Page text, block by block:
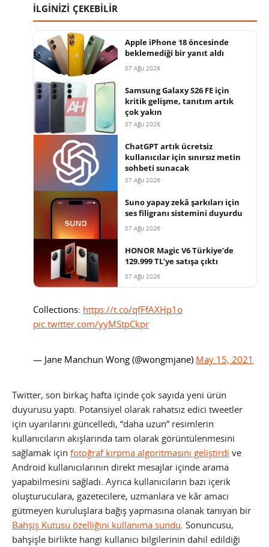
İLGİNİZİ ÇEKEBİLİR
Apple iPhone 18 öncesinde
beklemediği bir yanıt aldı
07 Ağu 2026
Samsung Galaxy S26 FE için
kritik gelişme, tanıtım artık
çok yakın
07 Ağu 2026
ChatGPT artık ücretsiz
kullanıcılar için sınırsız metin
sohbeti sunacak
07 Ağu 2026
Suno yapay zekâ şarkıları için
ses filigranı sistemini duyurdu
07 Ağu 2026
HONOR Magic V6 Türkiye’de
129.999 TL’ye satışa çıktı
07 Ağu 2026
Collections: https://t.co/qfFfAXHp1o
pic.twitter.com/yyMStpCkpr
— Jane Manchun Wong (@wongmjane) May 15, 2021
Twitter, son birkaç hafta içinde çok sayıda yeni ürün
duyurusu yaptı. Potansiyel olarak rahatsız edici tweetler
için uyarılarını güncelledi, “daha uzun” resimlerin
kullanıcıların akışlarında tam olarak görüntülenmesini
sağlamak için fotoğraf kırpma algoritmasını geliştirdi ve
Android kullanıcılarının direkt mesajlar içinde arama
yapabilmesini sağladı. Ayrıca kullanıcıların bazı içerik
oluşturuculara, gazetecilere, uzmanlara ve kâr amacı
gütmeyen kuruluşlara bağış yapmasına olanak tanıyan bir
Bahşiş Kutusu özelliğini kullanıma sundu. Sonuncusu,
bahşişle birlikte hangi kullanıcı bilgilerinin dahil edildiği